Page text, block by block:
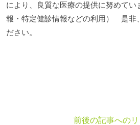
により、良質な医療の提供に努めてい
報・特定健診情報などの利用） 是非
ださい。
前後の記事へのリ